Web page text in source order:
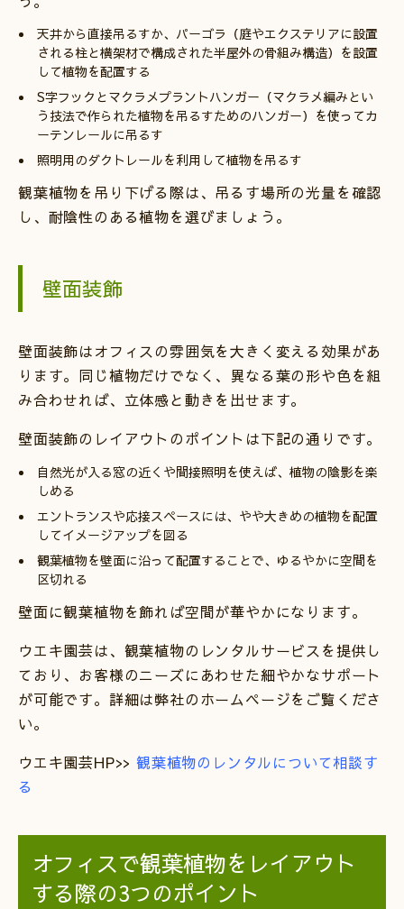
天井から直接吊るすか、パーゴラ（庭やエクステリアに設置
される柱と横架材で構成された半屋外の骨組み構造）を設置
して植物を配置する
S字フックとマクラメプラントハンガー（マクラメ編みとい
う技法で作られた植物を吊るすためのハンガー）を使ってカ
ーテンレールに吊るす
照明用のダクトレールを利用して植物を吊るす
観葉植物を吊り下げる際は、吊るす場所の光量を確認
し、耐陰性のある植物を選びましょう。
壁面装飾
壁面装飾はオフィスの雰囲気を大きく変える効果があ
ります。同じ植物だけでなく、異なる葉の形や色を組
み合わせれば、立体感と動きを出せます。
壁面装飾のレイアウトのポイントは下記の通りです。
自然光が入る窓の近くや間接照明を使えば、植物の陰影を楽
しめる
エントランスや応接スペースには、やや大きめの植物を配置
してイメージアップを図る
観葉植物を壁面に沿って配置することで、ゆるやかに空間を
区切れる
壁面に観葉植物を飾れば空間が華やかになります。
ウエキ園芸は、観葉植物のレンタルサービスを提供し
ており、お客様のニーズにあわせた細やかなサポート
が可能です。詳細は弊社のホームページをご覧くださ
い。
ウエキ園芸HP>> 観葉植物のレンタルについて相談す
る
オフィスで観葉植物をレイアウト
する際の3つのポイント